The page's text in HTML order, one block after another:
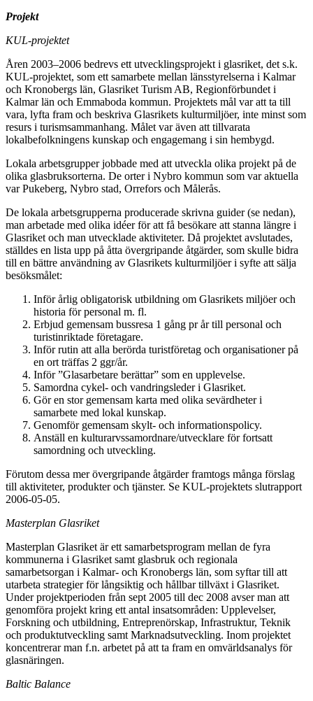
Projekt
KUL-projektet
Åren 2003–2006 bedrevs ett utvecklingsprojekt i glasriket, det s.k.
KUL-projektet, som ett samarbete mellan länsstyrelserna i Kalmar
och Kronobergs län, Glasriket Turism AB, Regionförbundet i
Kalmar län och Emmaboda kommun. Projektets mål var att ta till
vara, lyfta fram och beskriva Glasrikets kulturmiljöer, inte minst som
resurs i turismsammanhang. Målet var även att tillvarata
lokalbefolkningens kunskap och engagemang i sin hembygd.
Lokala arbetsgrupper jobbade med att utveckla olika projekt på de
olika glasbruksorterna. De orter i Nybro kommun som var aktuella
var Pukeberg, Nybro stad, Orrefors och Målerås.
De lokala arbetsgrupperna producerade skrivna guider (se nedan),
man arbetade med olika idéer för att få besökare att stanna längre i
Glasriket och man utvecklade aktiviteter. Då projektet avslutades,
ställdes en lista upp på åtta övergripande åtgärder, som skulle bidra
till en bättre användning av Glasrikets kulturmiljöer i syfte att sälja
besöksmålet:
Inför årlig obligatorisk utbildning om Glasrikets miljöer och
historia för personal m. fl.
Erbjud gemensam bussresa 1 gång pr år till personal och
turistinriktade företagare.
Inför rutin att alla berörda turistföretag och organisationer på
en ort träffas 2 ggr/år.
Inför ”Glasarbetare berättar” som en upplevelse.
Samordna cykel- och vandringsleder i Glasriket.
Gör en stor gemensam karta med olika sevärdheter i
samarbete med lokal kunskap.
Genomför gemensam skylt- och informationspolicy.
Anställ en kulturarvssamordnare/utvecklare för fortsatt
samordning och utveckling.
Förutom dessa mer övergripande åtgärder framtogs många förslag
till aktiviteter, produkter och tjänster. Se KUL-projektets slutrapport
2006-05-05.
Masterplan Glasriket
Masterplan Glasriket är ett samarbetsprogram mellan de fyra
kommunerna i Glasriket samt glasbruk och regionala
samarbetsorgan i Kalmar- och Kronobergs län, som syftar till att
utarbeta strategier för långsiktig och hållbar tillväxt i Glasriket.
Under projektperioden från sept 2005 till dec 2008 avser man att
genomföra projekt kring ett antal insatsområden: Upplevelser,
Forskning och utbildning, Entreprenörskap, Infrastruktur, Teknik
och produktutveckling samt Marknadsutveckling. Inom projektet
koncentrerar man f.n. arbetet på att ta fram en omvärldsanalys för
glasnäringen.
Baltic Balance